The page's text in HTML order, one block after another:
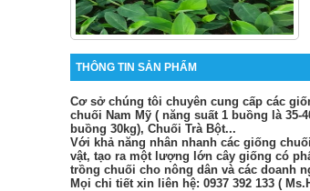
THÔNG TIN SẢN PHẨM
Cơ sở chúng tôi chuyên cung cấp các
chuối Nam Mỹ ( năng suất 1 buồng là 35-
buồng 30kg), Chuối Trà Bột...
Với khả năng nhân nhanh các giống
vật, tạo ra một lượng lớn cây giống có
trồng chuối cho nông dân và các doanh
Mọi chi tiết xin liên hệ: 0937 392 133 (